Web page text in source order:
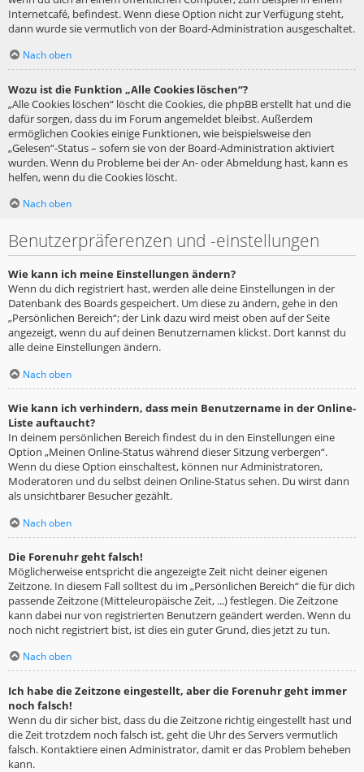
Internetcafé, befindest. Wenn diese Option nicht zur Verfügung steht,
dann wurde sie vermutlich von der Board-Administration ausgeschaltet.
Nach oben
Wozu ist die Funktion „Alle Cookies löschen“?
„Alle Cookies löschen“ löscht die Cookies, die phpBB erstellt hat und die
dafür sorgen, dass du im Forum angemeldet bleibst. Außerdem
ermöglichen Cookies einige Funktionen, wie beispielsweise den
„Gelesen“-Status – sofern sie von der Board-Administration aktiviert
wurden. Wenn du Probleme bei der An- oder Abmeldung hast, kann es
helfen, wenn du die Cookies löscht.
Nach oben
Benutzerpräferenzen und -einstellungen
Wie kann ich meine Einstellungen ändern?
Wenn du dich registriert hast, werden alle deine Einstellungen in der
Datenbank des Boards gespeichert. Um diese zu ändern, gehe in den
„Persönlichen Bereich“; der Link dazu wird meist oben auf der Seite
angezeigt, wenn du auf deinen Benutzernamen klickst. Dort kannst du
alle deine Einstellungen ändern.
Nach oben
Wie kann ich verhindern, dass mein Benutzername in der Online-
Liste auftaucht?
In deinem persönlichen Bereich findest du in den Einstellungen eine
Option „Meinen Online-Status während dieser Sitzung verbergen“.
Wenn du diese Option einschaltest, können nur Administratoren,
Moderatoren und du selbst deinen Online-Status sehen. Du wirst dann
als unsichtbarer Besucher gezählt.
Nach oben
Die Forenuhr geht falsch!
Möglicherweise entspricht die angezeigte Zeit nicht deiner eigenen
Zeitzone. In diesem Fall solltest du im „Persönlichen Bereich“ die für dich
passende Zeitzone (Mitteleuropäische Zeit, ...) festlegen. Die Zeitzone
kann dabei nur von registrierten Benutzern geändert werden. Wenn du
noch nicht registriert bist, ist dies ein guter Grund, dies jetzt zu tun.
Nach oben
Ich habe die Zeitzone eingestellt, aber die Forenuhr geht immer
noch falsch!
Wenn du dir sicher bist, dass du die Zeitzone richtig eingestellt hast und
die Zeit trotzdem noch falsch ist, geht die Uhr des Servers vermutlich
falsch. Kontaktiere einen Administrator, damit er das Problem beheben
kann.